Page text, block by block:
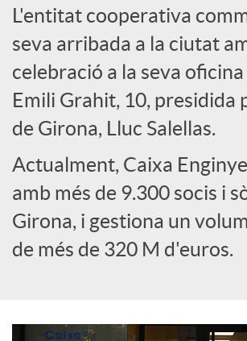
e
s
S
o
c
L'entitat cooperativa
seva arribada a la ciutat
celebració a la seva
Emili Grahit, 10, presidida
de Girona, Lluc Salellas.
Actualment, Caixa
amb més de 9.300 socis i
Girona, i gestiona un
de més de 320 M d'euros.